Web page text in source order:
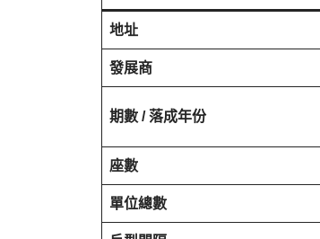
地址
發展商
期數 / 落成年份
座數
單位總數